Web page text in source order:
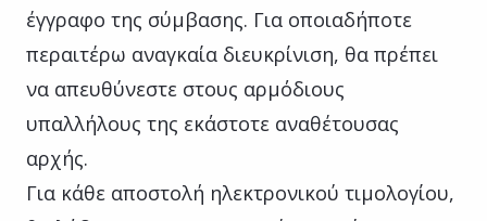
έγγραφο της σύμβασης. Για οποιαδήποτε
περαιτέρω αναγκαία διευκρίνιση, θα πρέπει
να απευθύνεστε στους αρμόδιους
υπαλλήλους της εκάστοτε αναθέτουσας
αρχής.
Για κάθε αποστολή ηλεκτρονικού τιμολογίου,